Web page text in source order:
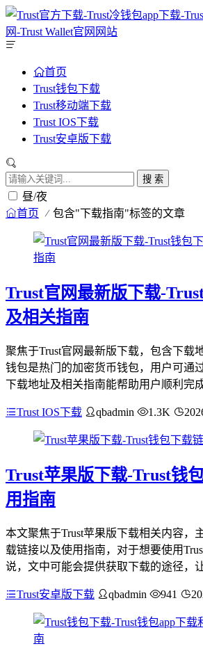
首页
Trust钱包下载
Trust移动端下载
Trust IOS下载
Trust安卓版下载
搜 索
昼/夜
首页 包含"下载指南"标签的文章
Trust官网最新版下载-
及相关指南
聚焦于Trust官网最新版下载，包含下载
钱包是热门的加密货币钱包，用户可通
下载地址及相关指南能帮助用户顺利完
Trust IOS下载 qbadmin 1.3K
Trust苹果版下载-Trust钱
用指南
本文聚焦于Trust苹果版下载相关内容，
载链接以及使用指南，对于想要使用
说，文中可能会提供获取下载的途径，
Trust安卓版下载 qbadmin 941